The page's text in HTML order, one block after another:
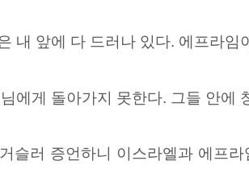
내 앞에 다 드러나 있다. 에프라임
에게 돌아가지 못한다. 그들 안에
슬러 증언하니 이스라엘과에프라